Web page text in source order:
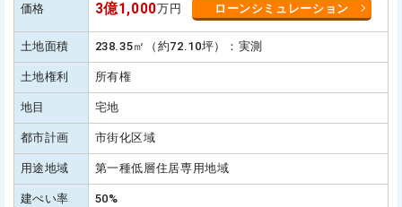
価格 3億1,000万円 ローンシミュレーション
土地面積 238.35㎡（約72.10坪）：実測
土地権利 所有権
地目 宅地
都市計画 市街化区域
用途地域 第一種低層住居専用地域
建ぺい率 50%